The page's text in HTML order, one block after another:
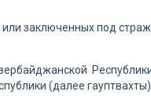
заключенных под
(далее